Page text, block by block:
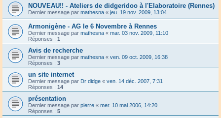
NOUVEAU!! - Ateliers de didgeridoo à l'Elaboratoire (Rennes)
Dernier message par mathesna « jeu. 19 nov. 2009, 13:04
Armonigène - AG le 6 Novembre à Rennes
Dernier message par mathesna « mar. 03 nov. 2009, 11:10
Réponses : 1
Avis de recherche
Dernier message par mathesna « ven. 09 oct. 2009, 16:38
Réponses : 3
un site internet
Dernier message par Dr didge « ven. 14 déc. 2007, 7:31
Réponses : 14
présentation
Dernier message par pierre « mer. 10 mai 2006, 14:20
Réponses : 5